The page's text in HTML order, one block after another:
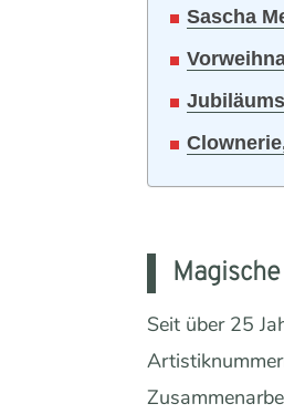
Sascha
Seit über 25